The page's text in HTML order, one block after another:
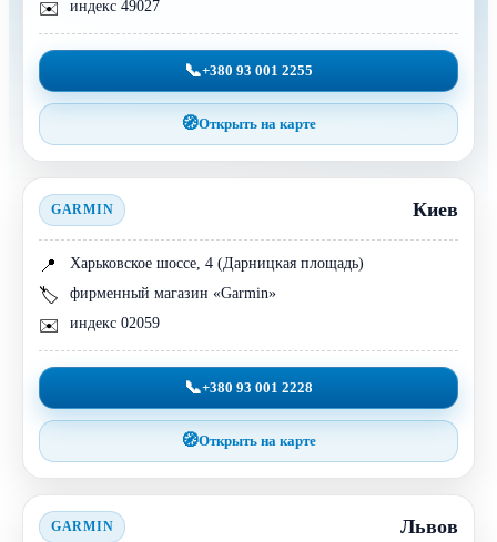
✉️ индекс 49027
📞+380 93 001 2255
🧭Открыть на карте
GARMIN Киев
📍 Харьковское шоссе, 4 (Дарницкая площадь)
🏷️ фирменный магазин «Garmin»
✉️ индекс 02059
📞+380 93 001 2228
🧭Открыть на карте
GARMIN Львов